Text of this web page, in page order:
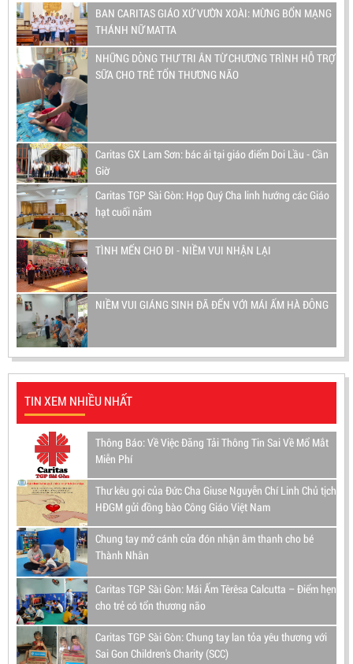
BAN CARITAS GIÁO XỨ VƯỜN XOÀI: MỪNG BỔN MẠNG
THÁNH NỮ MATTA
NHỮNG DÒNG THƯ TRI ÂN TỪ CHƯƠNG TRÌNH HỖ TRỢ
SỮA CHO TRẺ TỔN THƯƠNG NÃO
Caritas GX Lam Sơn: bác ái tại giáo điểm Doi Lầu - Cần
Giờ
Caritas TGP Sài Gòn: Họp Quý Cha linh hướng các Giáo
hạt cuối năm
TÌNH MẾN CHO ĐI - NIỀM VUI NHẬN LẠI
NIỀM VUI GIÁNG SINH ĐÃ ĐẾN VỚI MÁI ẤM HÀ ĐÔNG
TIN XEM NHIỀU NHẤT
Thông Báo: Về Việc Đăng Tải Thông Tin Sai Về Mổ Mắt
Miễn Phí
Thư kêu gọi của Đức Cha Giuse Nguyễn Chí Linh Chủ tịch
HĐGM gửi đồng bào Công Giáo Việt Nam
Chung tay mở cánh cửa đón nhận âm thanh cho bé
Thành Nhân
Caritas TGP Sài Gòn: Mái Ấm Têrêsa Calcutta – Điểm hẹn
cho trẻ có tổn thương não
Caritas TGP Sài Gòn: Chung tay lan tỏa yêu thương với
Sai Gon Children's Charity (SCC)